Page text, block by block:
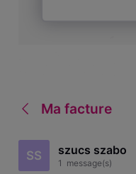
Ma facture
SS szucs szabo
1 message(s)